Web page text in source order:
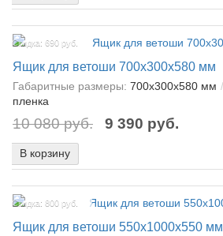
Скидка: 690 руб.
Ящик для ветоши 700х300х580 мм
Габаритные размеры: 700х300х580 мм
пленка
10 080 руб. 9 390 руб.
В корзину
Скидка: 800 руб.
Ящик для ветоши 550х1000х550 мм